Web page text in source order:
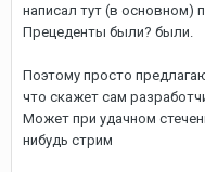
написал тут (в основном)
Прецеденты были? были.
Поэтому просто
что скажет сам
Может при удачном
нибудь стрим